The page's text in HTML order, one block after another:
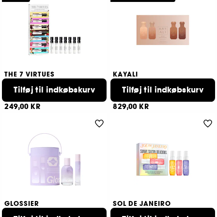
THE 7 VIRTUES
Layering Discovery Set – Sæt
med parfumer til lagdeling
249,00 KR
Tilføj til indkøbskurv
KAYALI
Freedom Miniature Set
Parfumesæt
829,00 KR
Tilføj til indkøbskurv
GLOSSIER
Glossier You Fleur Duo
SOL DE JANEIRO
Sunny.Sultry.Delicious.